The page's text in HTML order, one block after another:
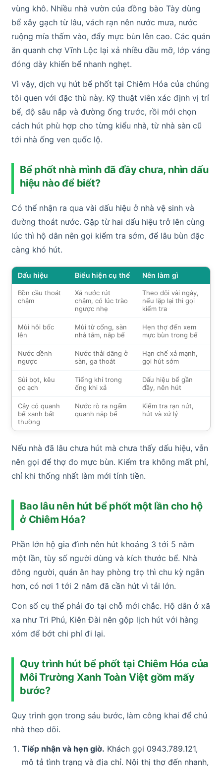
vùng khô. Nhiều nhà vườn của đồng bào Tày dùng
bể xây gạch từ lâu, vách rạn nên nước mưa, nước
ruộng mía thấm vào, đẩy mực bùn lên cao. Các quán
ăn quanh chợ Vĩnh Lộc lại xả nhiều dầu mỡ, lớp váng
đóng dày khiến bể nhanh nghẹt.
Vì vậy, dịch vụ hút bể phốt tại Chiêm Hóa của chúng
tôi quen với đặc thù này. Kỹ thuật viên xác định vị trí
bể, độ sâu nắp và đường ống trước, rồi mới chọn
cách hút phù hợp cho từng kiểu nhà, từ nhà sàn cũ
tới nhà ống ven quốc lộ.
Bể phốt nhà mình đã đầy chưa, nhìn dấu
hiệu nào để biết?
Có thể nhận ra qua vài dấu hiệu ở nhà vệ sinh và
đường thoát nước. Gặp từ hai dấu hiệu trở lên cùng
lúc thì hộ dân nên gọi kiểm tra sớm, để lâu bùn đặc
càng khó hút.
Dấu hiệu Biểu hiện cụ thể Nên làm gì
Bồn cầu thoát
chậm
Xả nước rút
chậm, có lúc trào
ngược nhẹ
Theo dõi vài ngày,
nếu lặp lại thì gọi
kiểm tra
Mùi hôi bốc
lên
Mùi từ cống, sàn
nhà tắm, nắp bể
Hẹn thợ đến xem
mực bùn trong bể
Nước dềnh
ngược
Nước thải dâng ở
sàn, ga thoát
Hạn chế xả mạnh,
gọi hút sớm
Sủi bọt, kêu
ọc ạch
Tiếng khí trong
ống khi xả
Dấu hiệu bể gần
đầy, nên hút
Cây cỏ quanh
bể xanh bất
thường
Nước rò ra ngấm
quanh nắp bể
Kiểm tra rạn nứt,
hút và xử lý
Nếu nhà đã lâu chưa hút mà chưa thấy dấu hiệu, vẫn
nên gọi để thợ đo mực bùn. Kiểm tra không mất phí,
chỉ khi thống nhất làm mới tính tiền.
Bao lâu nên hút bể phốt một lần cho hộ
ở Chiêm Hóa?
Phần lớn hộ gia đình nên hút khoảng 3 tới 5 năm
một lần, tùy số người dùng và kích thước bể. Nhà
đông người, quán ăn hay phòng trọ thì chu kỳ ngắn
hơn, có nơi 1 tới 2 năm đã cần hút vì tải lớn.
Con số cụ thể phải đo tại chỗ mới chắc. Hộ dân ở xã
xa như Tri Phú, Kiên Đài nên gộp lịch hút với hàng
xóm để bớt chi phí đi lại.
Quy trình hút bể phốt tại Chiêm Hóa của
Môi Trường Xanh Toàn Việt gồm mấy
bước?
Quy trình gọn trong sáu bước, làm công khai để chủ
nhà theo dõi.
Tiếp nhận và hẹn giờ. Khách gọi 0943.789.121,
mô tả tình trạng và địa chỉ. Nội thị thợ đến nhanh,